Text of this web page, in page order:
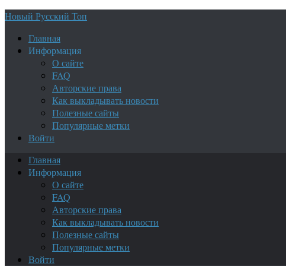
Новый Русский Топ
Главная
Информация
О сайте
FAQ
Авторские права
Как выкладывать новости
Полезные сайты
Популярные метки
Войти
Главная
Информация
О сайте
FAQ
Авторские права
Как выкладывать новости
Полезные сайты
Популярные метки
Войти